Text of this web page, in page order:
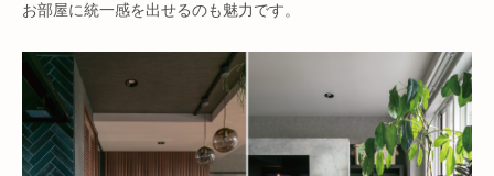
お部屋に統一感を出せるのも魅力です。